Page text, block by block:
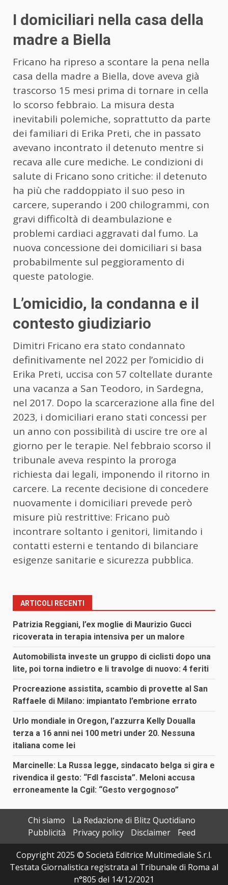
I domiciliari nella casa della
madre a Biella
Fricano ha ripreso a scontare la pena nella
casa della madre a Biella, dove aveva già
trascorso 15 mesi prima di tornare in cella
lo scorso febbraio. La misura desta
inevitabili polemiche, soprattutto da parte
dei familiari di Erika Preti, che in passato
avevano incontrato il detenuto mentre si
recava alle cure mediche. Le condizioni di
salute di Fricano sono critiche: il detenuto
ha più che raddoppiato il suo peso in
carcere, superando i 200 chilogrammi, con
gravi difficoltà di deambulazione e
problemi cardiaci aggravati dal fumo. La
nuova concessione dei domiciliari si basa
probabilmente sul peggioramento di
queste patologie.
L’omicidio, la condanna e il
contesto giudiziario
Dimitri Fricano era stato condannato
definitivamente nel 2022 per l’omicidio di
Erika Preti, uccisa con 57 coltellate durante
una vacanza a San Teodoro, in Sardegna,
nel 2017. Dopo la scarcerazione alla fine del
2023, i domiciliari erano stati concessi per
un anno con possibilità di uscire tre ore al
giorno per le terapie. Nel febbraio scorso il
tribunale aveva respinto la proroga
richiesta dai legali, imponendo il ritorno in
carcere. La recente decisione di concedere
nuovamente i domiciliari prevede però
misure più restrittive: Fricano può
incontrare soltanto i genitori, limitando i
contatti esterni e tentando di bilanciare
esigenze sanitarie e sicurezza pubblica.
ARTICOLI RECENTI
Patrizia Reggiani, l’ex moglie di Maurizio Gucci
ricoverata in terapia intensiva per un malore
Automobilista investe un gruppo di ciclisti dopo una
lite, poi torna indietro e li travolge di nuovo: 4 feriti
Procreazione assistita, scambio di provette al San
Raffaele di Milano: impiantato l’embrione errato
Urlo mondiale in Oregon, l’azzurra Kelly Doualla
terza a 16 anni nei 100 metri under 20. Nessuna
italiana come lei
Marcinelle: La Russa legge, sindacato belga si gira e
rivendica il gesto: “FdI fascista”. Meloni accusa
erroneamente la Cgil: “Gesto vergognoso”
Chi siamo
La Redazione di Blitz Quotidiano
Pubblicità
Privacy policy Disclaimer
Feed
Copyright 2025 © Società Editrice Multimediale S.r.l.
Testata Giornalistica registrata al Tribunale di Roma al
n°805 del 14/12/2021